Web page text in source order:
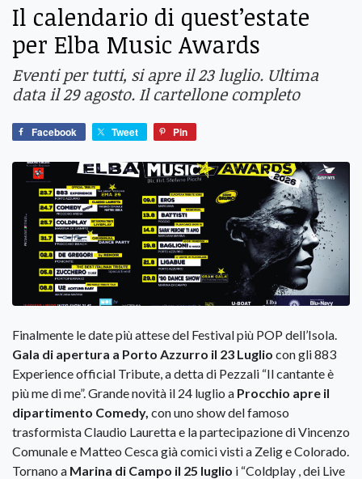
Il calendario di quest’estate
per Elba Music Awards
Eventi per tutti, si apre il 23 luglio. Ultima
data il 29 agosto. Il cartellone completo
Facebook Tweet Pin
Finalmente le date più attese del Festival più POP dell’Isola.
Gala di apertura a Porto Azzurro il 23 Luglio con gli 883
Experience official Tribute, a detta di Pezzali “Il cantante è
più me di me”. Grande novità il 24 luglio a Procchio apre il
dipartimento Comedy, con uno show del famoso
trasformista Claudio Lauretta e la partecipazione di Vincenzo
Comunale e Matteo Cesca già comici visti a Zelig e Colorado.
Tornano a Marina di Campo il 25 luglio i “Coldplay , dei Live